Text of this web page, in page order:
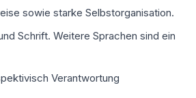
sowie starke Selbstorganisation.
Schrift. Weitere Sprachen sind ein
Verantwortung